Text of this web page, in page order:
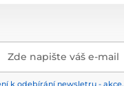
Zde napište váš e-mail
k odebírání newsletru -